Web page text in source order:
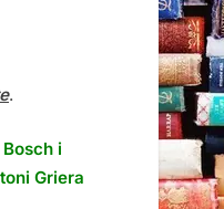
.
i
Griera